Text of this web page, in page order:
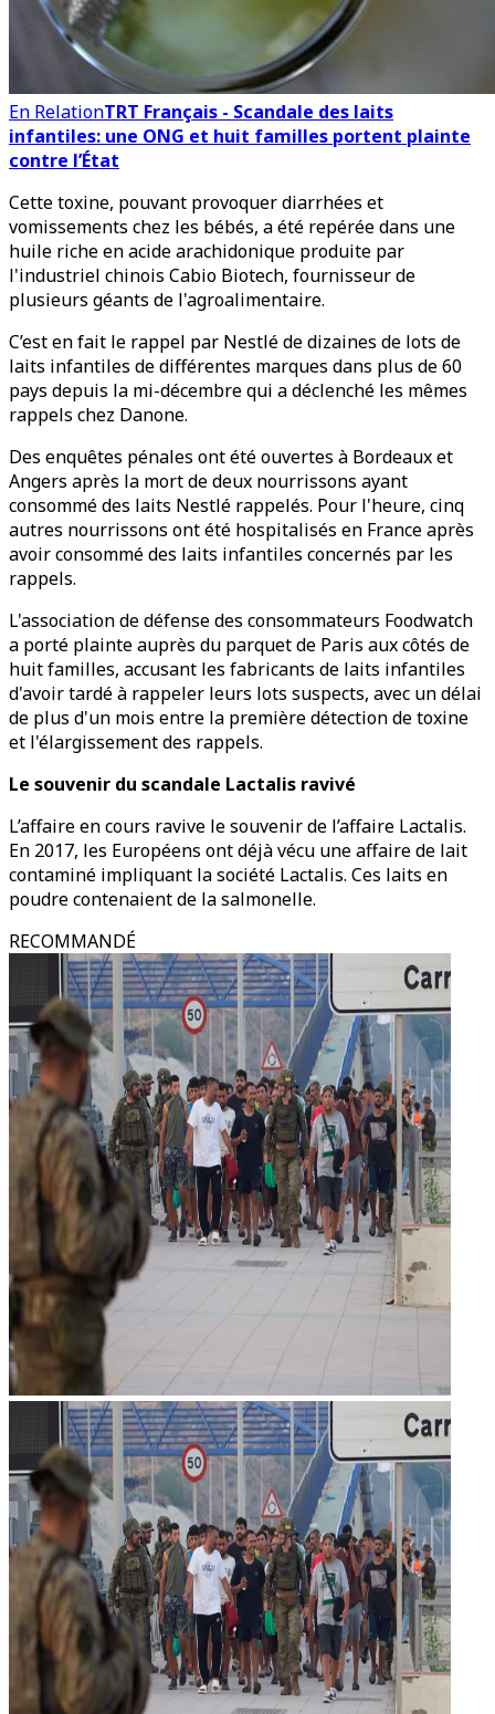
En RelationTRT Français - Scandale des laits
infantiles: une ONG et huit familles portent plainte
contre l’État
Cette toxine, pouvant provoquer diarrhées et
vomissements chez les bébés, a été repérée dans une
huile riche en acide arachidonique produite par
l'industriel chinois Cabio Biotech, fournisseur de
plusieurs géants de l'agroalimentaire.
C’est en fait le rappel par Nestlé de dizaines de lots de
laits infantiles de différentes marques dans plus de 60
pays depuis la mi-décembre qui a déclenché les mêmes
rappels chez Danone.
Des enquêtes pénales ont été ouvertes à Bordeaux et
Angers après la mort de deux nourrissons ayant
consommé des laits Nestlé rappelés. Pour l'heure, cinq
autres nourrissons ont été hospitalisés en France après
avoir consommé des laits infantiles concernés par les
rappels.
L'association de défense des consommateurs Foodwatch
a porté plainte auprès du parquet de Paris aux côtés de
huit familles, accusant les fabricants de laits infantiles
d'avoir tardé à rappeler leurs lots suspects, avec un délai
de plus d'un mois entre la première détection de toxine
et l'élargissement des rappels.
Le souvenir du scandale Lactalis ravivé
L’affaire en cours ravive le souvenir de l’affaire Lactalis.
En 2017, les Européens ont déjà vécu une affaire de lait
contaminé impliquant la société Lactalis. Ces laits en
poudre contenaient de la salmonelle.
RECOMMANDÉ